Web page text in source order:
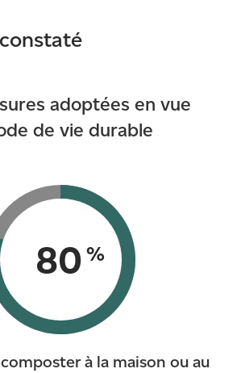
adoptées en vue
de vie durable
80 %
à la maison ou au